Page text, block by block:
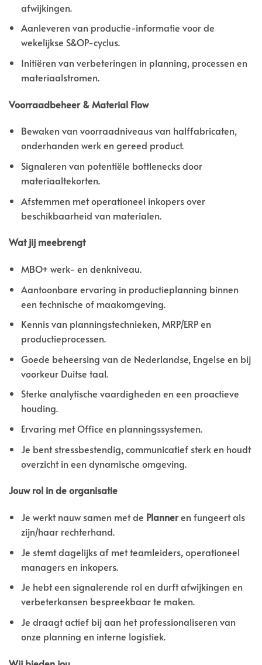
afwijkingen.
Aanleveren van productie-informatie voor de
wekelijkse S&OP-cyclus.
Initiëren van verbeteringen in planning, processen en
materiaalstromen.
Voorraadbeheer & Material Flow
Bewaken van voorraadniveaus van halffabricaten,
onderhanden werk en gereed product.
Signaleren van potentiële bottlenecks door
materiaaltekorten.
Afstemmen met operationeel inkopers over
beschikbaarheid van materialen.
Wat jij meebrengt
MBO+ werk- en denkniveau.
Aantoonbare ervaring in productieplanning binnen
een technische of maakomgeving.
Kennis van planningstechnieken, MRP/ERP en
productieprocessen.
Goede beheersing van de Nederlandse, Engelse en bij
voorkeur Duitse taal.
Sterke analytische vaardigheden en een proactieve
houding.
Ervaring met Office en planningssystemen.
Je bent stressbestendig, communicatief sterk en houdt
overzicht in een dynamische omgeving.
Jouw rol in de organisatie
Je werkt nauw samen met de Planneren fungeert als
zijn/haar rechterhand.
Je stemt dagelijks af met teamleiders, operationeel
managers en inkopers.
Je hebt een signalerende rol en durft afwijkingen en
verbeterkansen bespreekbaar te maken.
Je draagt actief bij aan het professionaliseren van
onze planning en interne logistiek.